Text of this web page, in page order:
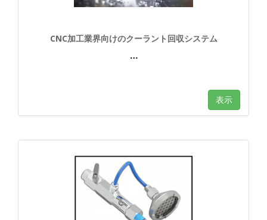
CNC加工業界向けのクーラント回収システム
…
表示